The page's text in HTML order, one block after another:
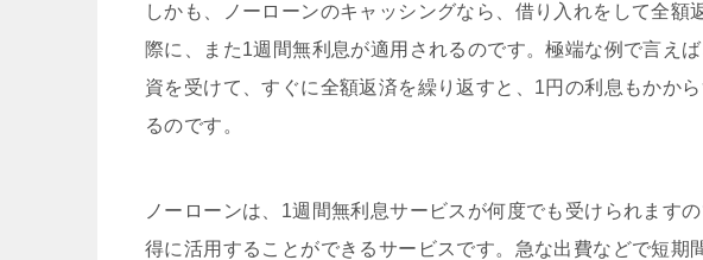
しかも、ノーローンのキャッシングなら、借り入れをして全額
際に、また1週間無利息が適用されるのです。極端な例で言え
資を受けて、すぐに全額返済を繰り返すと、1円の利息もかか
るのです。
ノーローンは、1週間無利息サービスが何度でも受けられます
得に活用することができるサービスです。急な出費などで短期